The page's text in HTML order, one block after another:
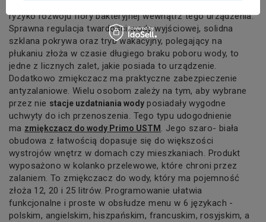
soli oraz generator wolnego chloru, który minimalizuje
ryzyko rozwoju flory bakteryjnej wewnątrz tego urządzenia.
Sprawna regulacja twardości wody wyjściowej, solidna
szklana pokrywa oraz tryb wakacyjny, polegający na
płukaniu złoża w czasie długiego braku poboru wody, to
jedne z licznych zalet, jakie posiada to urządzenie.
Dodatkowo zmiękczacz ma praktyczne zabezpieczenie
antyzalaniowe. Wielu osobom zależy na tym, aby wybrane
przez nie stacje uzdatniania wody posiadały wygodne
uchwyty do ich przenoszenia. Tego typu udogodnienie
ma zmiękczacz do wody Primo USTM . Jego szaro- biała
obudowa z łatwością dopasuje się do większości
wystrojów wnętrz w domach czy mieszkaniach. Produkt
wyposażono w kolanko przelewowe, które chroni przez
zalaniem. To zmiękczacz do wody, który ma pojemność
złoża 12, 20 i 25 litrów. Programowanie ułatwia
funkcjonalne i proste w obsłudze menu w 6 językach -
polskim, angielskim, hiszpańskim, francuskim, rosyjskim, a